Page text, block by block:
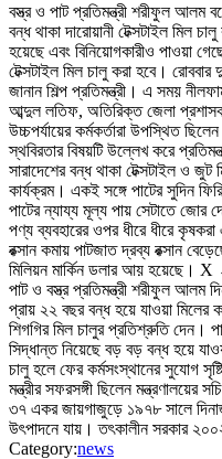
বস্ত্র ও পাট প্রতিমন্ত্রী শরীফুল আলম
বন্ধ থাকা দারোয়ানী টেক্সটাইল মিল
হয়েছে এবং বিনিয়োগকারীও পাওয়া
টেক্সটাইল মিল চালু করা হবে। রোববার
জানান শিল্প প্রতিমন্ত্রী। এ সময়
আব্দুল লতিফ, অতিরিক্ত জেলা
উচ্চপর্যায়ের কর্মকর্তারা উপস্থিত
স্থবিরতার বিষয়টি উল্লেখ করে
সারাদেশের বন্ধ থাকা টেক্সটাইল ও
কার্যক্রম। একই সঙ্গে পাটের সুদিন
পাটের ন্যায্য মূল্য পায় সেটাতে জোর
পণ্য ব্যবহারের ওপর ধীরে ধীরে
রক্সান কমায় পাটজাত দ্রব্য রক্সান
মিলিয়ন মার্কিন ডলার আয় হয়েছে।
পাট ও বস্ত্র প্রতিমন্ত্রী শরীফুল আলম
প্রায় ২২ বছর বন্ধ হয়ে যাওয়া মিলের
শিগগির মিল চালুর প্রতিশ্রুতি দেন।
সিদ্ধান্ত নিয়েছে বড় বড় বন্ধ হয়ে
চালু হলে ফের কর্মসংস্থানের সুযোগ
মন্ত্রীর সফরসঙ্গী ছিলেন মন্ত্রণালয়ের
৩৭ একর জায়গাজুড়ে ১৯৭৮ সালে
উৎপাদনে যায়। তৎকালীন সরকার
Category:news